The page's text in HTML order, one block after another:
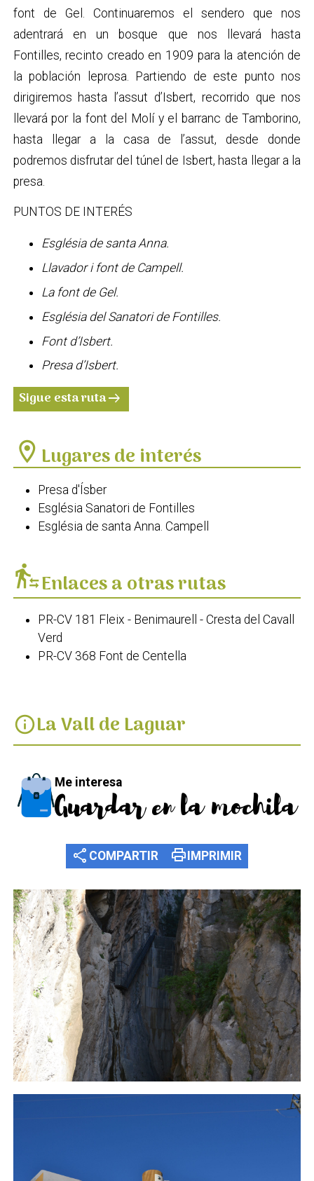
font de Gel. Continuaremos el sendero que nos
adentrará en un bosque que nos llevará hasta
Fontilles, recinto creado en 1909 para la atención de
la población leprosa. Partiendo de este punto nos
dirigiremos hasta l’assut d’Isbert, recorrido que nos
llevará por la font del Molí y el barranc de Tamborino,
hasta llegar a la casa de l’assut, desde donde
podremos disfrutar del túnel de Isbert, hasta llegar a la
presa.
PUNTOS DE INTERÉS
Església de santa Anna.
Llavador i font de Campell.
La font de Gel.
Església del Sanatori de Fontilles.
Font d’Isbert.
Presa d’Isbert.
Sigue esta rutaarrow_right_alt
location_on Lugares de interés
Presa d'Ísber
Església Sanatori de Fontilles
Església de santa Anna. Campell
transfer_within_a_stationEnlaces a otras rutas
PR-CV 181 Fleix - Benimaurell - Cresta del Cavall
Verd
PR-CV 368 Font de Centella
infoLa Vall de Laguar
Me interesa
Guardar en la mochila
share COMPARTIR print IMPRIMIR